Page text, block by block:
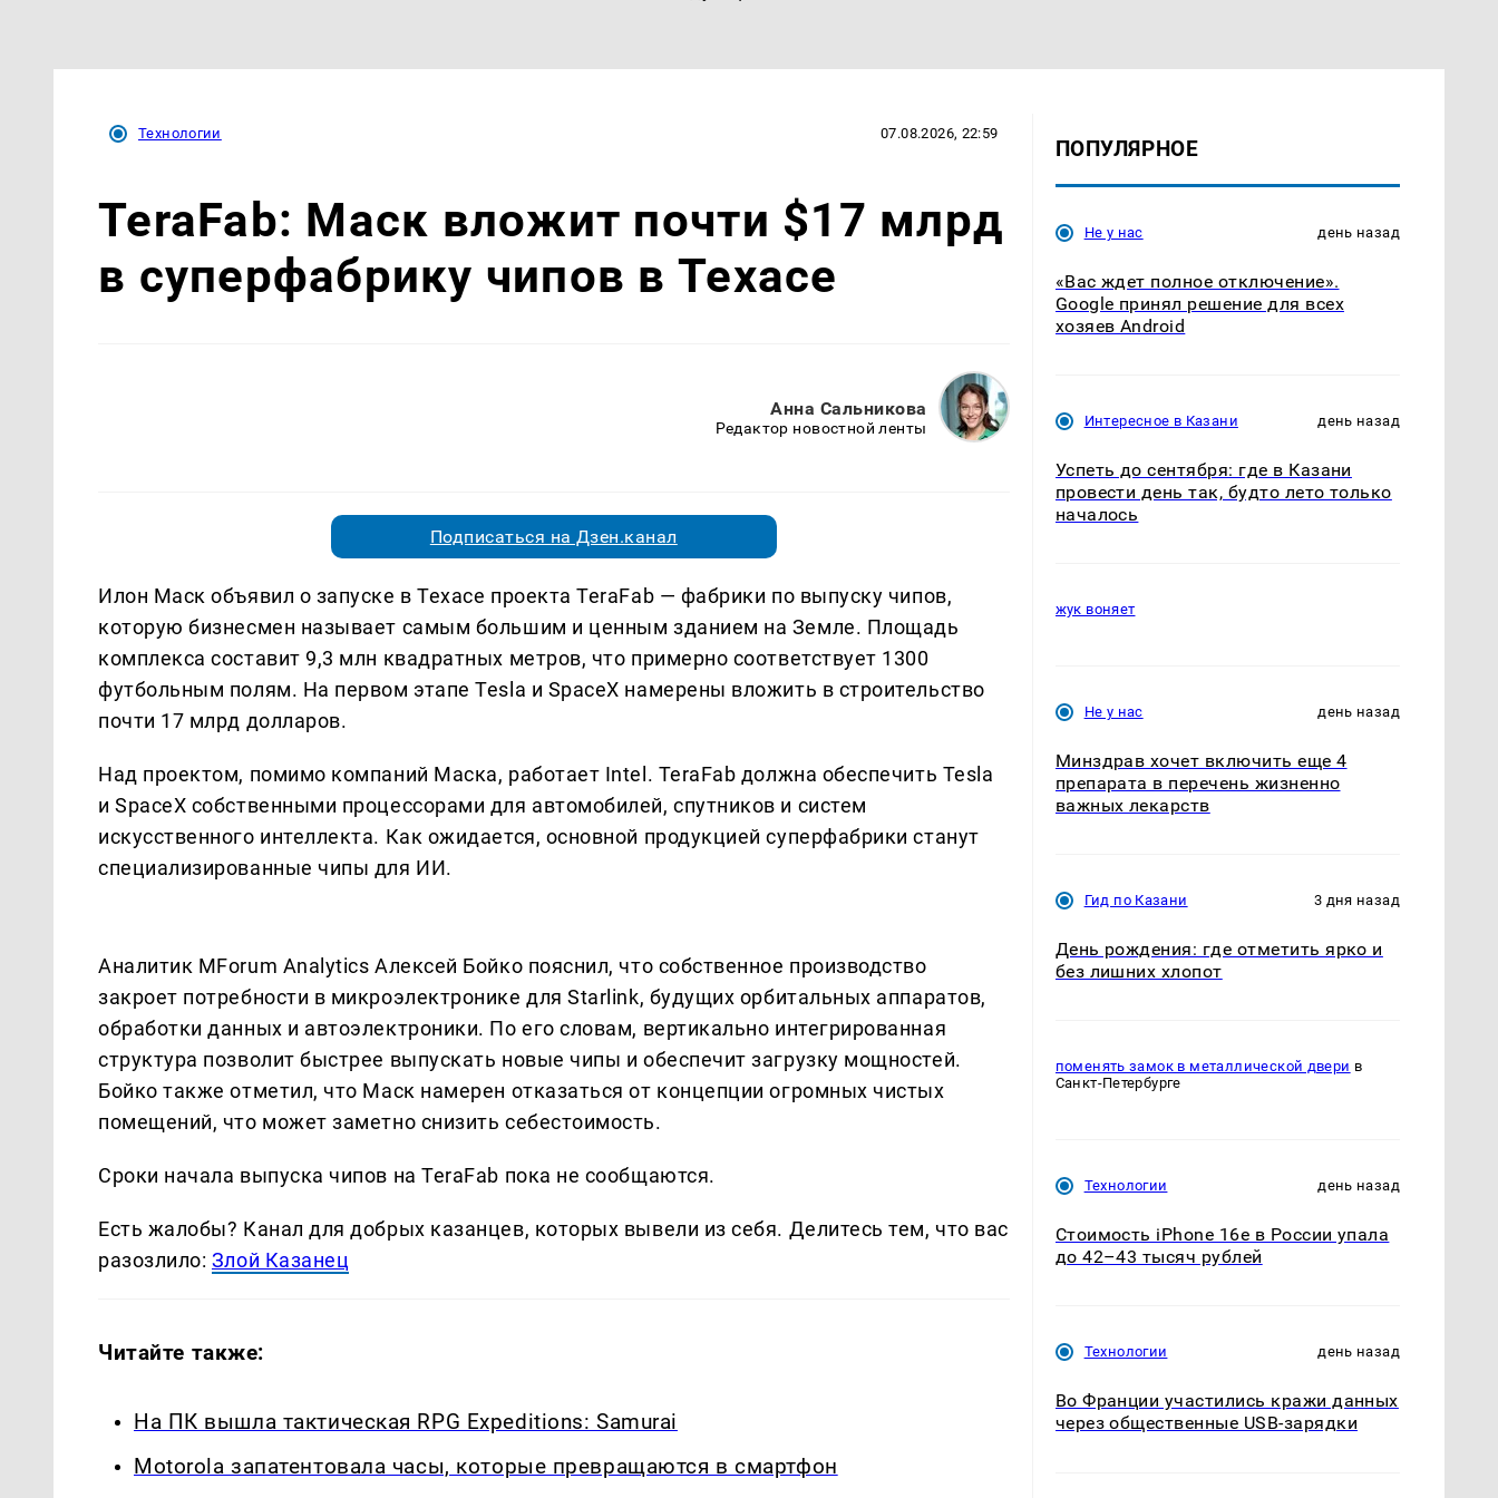
Технологии 07.08.2026, 22:59
TeraFab: Маск вложит почти $17 млрд
в суперфабрику чипов в Техасе
Анна Сальникова
Редактор новостной ленты
Подписаться на Дзен.канал
Илон Маск объявил о запуске в Техасе проекта TeraFab — фабрики по выпуску чипов,
которую бизнесмен называет самым большим и ценным зданием на Земле. Площадь
комплекса составит 9,3 млн квадратных метров, что примерно соответствует 1300
футбольным полям. На первом этапе Tesla и SpaceX намерены вложить в строительство
почти 17 млрд долларов.
Над проектом, помимо компаний Маска, работает Intel. TeraFab должна обеспечить Tesla
и SpaceX собственными процессорами для автомобилей, спутников и систем
искусственного интеллекта. Как ожидается, основной продукцией суперфабрики станут
специализированные чипы для ИИ.
Аналитик MForum Analytics Алексей Бойко пояснил, что собственное производство
закроет потребности в микроэлектронике для Starlink, будущих орбитальных аппаратов,
обработки данных и автоэлектроники. По его словам, вертикально интегрированная
структура позволит быстрее выпускать новые чипы и обеспечит загрузку мощностей.
Бойко также отметил, что Маск намерен отказаться от концепции огромных чистых
помещений, что может заметно снизить себестоимость.
Сроки начала выпуска чипов на TeraFab пока не сообщаются.
Есть жалобы? Канал для добрых казанцев, которых вывели из себя. Делитеcь тем, что вас
разозлило: Злой Казанец
Читайте также:
На ПК вышла тактическая RPG Expeditions: Samurai
Motorola запатентовала часы, которые превращаются в смартфон
ПОПУЛЯРНОЕ
Не у нас день назад
«Вас ждет полное отключение».
Google принял решение для всех
хозяев Android
Интересное в Казани день назад
Успеть до сентября: где в Казани
провести день так, будто лето только
началось
жук воняет
Не у нас день назад
Минздрав хочет включить еще 4
препарата в перечень жизненно
важных лекарств
Гид по Казани 3 дня назад
День рождения: где отметить ярко и
без лишних хлопот
поменять замок в металлической двери в
Санкт-Петербурге
Технологии день назад
Стоимость iPhone 16e в России упала
до 42–43 тысяч рублей
Технологии день назад
Во Франции участились кражи данных
через общественные USB-зарядки